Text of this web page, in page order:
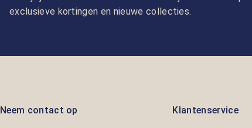
exclusieve kortingen en nieuwe collecties.
Neem contact op Klantenservice